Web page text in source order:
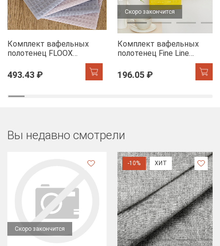
Комплект вафельных
полотенец FLOOX
голубой/сирень
493.43 ₽
Скоро закончится
Комплект вафельных
полотенец Fine Line
хангере
196.05 ₽
Вы недавно смотрели
Скоро закончится
-10% ХИТ